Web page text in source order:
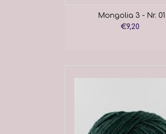
Mongolia 3 - Nr. 01
€9,20